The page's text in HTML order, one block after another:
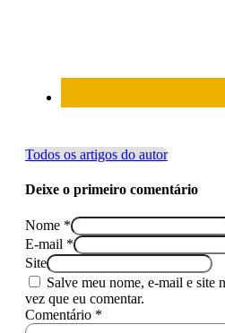
Todos os artigos do autor
Deixe o primeiro comentário
Nome *
E-mail *
Site
Salve meu nome, e-mail e site
vez que eu comentar.
Comentário *